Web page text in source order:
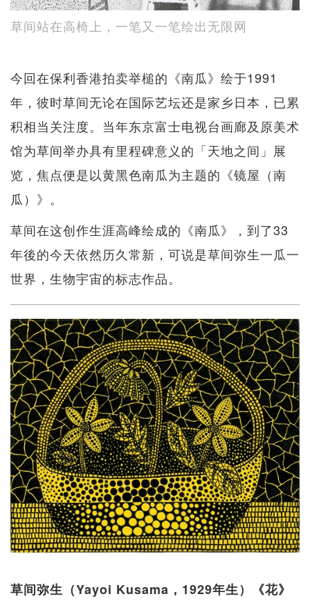
草间站在高椅上，一笔又一笔绘出无限网
今回在保利香港拍卖举槌的《南瓜》绘于1991
年，彼时草间无论在国际艺坛还是家乡日本，已累
积相当关注度。当年东京富士电视台画廊及原美术
馆为草间举办具有里程碑意义的「天地之间」展
览，焦点便是以黄黑色南瓜为主题的《镜屋（南
瓜）》。
草间在这创作生涯高峰绘成的《南瓜》，到了33
年後的今天依然历久常新，可说是草间弥生一瓜一
世界，生物宇宙的标志作品。
草间弥生（Yayoi Kusama，1929年生）《花》